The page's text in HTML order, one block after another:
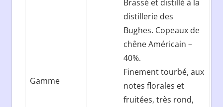
Gamme
Brassé et distillé à la
distillerie des
Bughes. Copeaux de
chêne Américain –
40%.
Finement tourbé, aux
notes florales et
fruitées, très rond,